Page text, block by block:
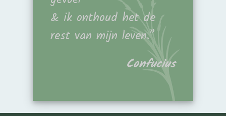
& ik onthoud het de
rest van mijn leven.”
Confucius